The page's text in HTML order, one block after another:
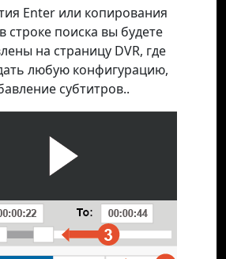
Enter или копирования
строке поиска вы будете
на страницу DVR, где
любую конфигурацию,
субтитров..